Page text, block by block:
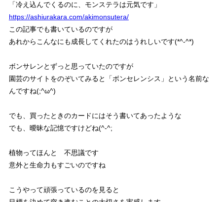
「冷え込んでくるのに、モンステラは元気です」
https://ashiurakara.com/akimonsutera/
この記事でも書いているのですが
あれからこんなにも成長してくれたのはうれしいです(*^-^*)
ボンサレンとずっと思っていたのですが
園芸のサイトをのぞいてみると「ボンセレンシス」という名前な
んですね(;^ω^)
でも、買ったときのカードにはそう書いてあったような
でも、曖昧な記憶ですけどね(^-^;
植物ってほんと 不思議です
意外と生命力もすごいのですね
こうやって頑張っているのを見ると